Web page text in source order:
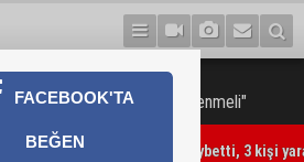
kaçak restoran inşaatı önlenmeli"
Turan Obalı hayatını kaybetti, 3 kişi
FACEBOOK'TA
BEĞEN